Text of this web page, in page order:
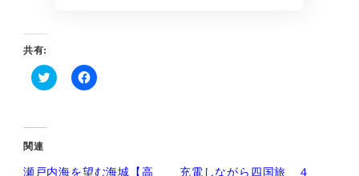
共有:
ク
し
て
T
i
F
で
関連
瀬戸内海を望む海城【高
充電しながら四国旅 ４